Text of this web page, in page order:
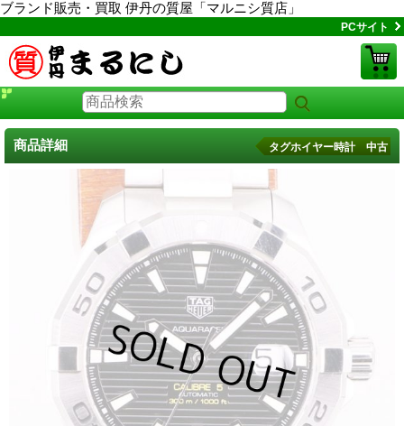
ブランド販売・買取 伊丹の質屋「マルニシ質店」
PCサイト
商品詳細 タグホイヤー時計 中古